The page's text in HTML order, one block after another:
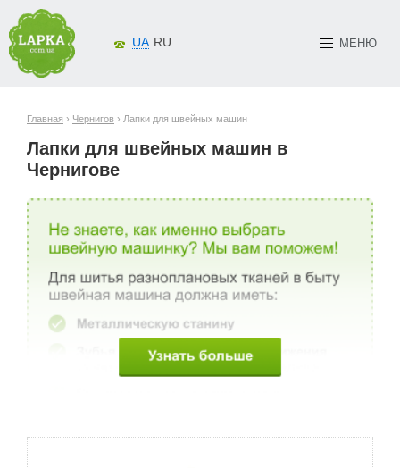
МЕНЮ
UA RU
Главная › Чернигов › Лапки для швейных машин
Лапки для швейных машин в
Чернигове